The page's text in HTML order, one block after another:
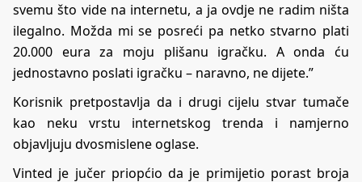
svemu što vide na internetu, a ja ovdje ne radim ništa
ilegalno. Možda mi se posreći pa netko stvarno plati
20.000 eura za moju plišanu igračku. A onda ću
jednostavno poslati igračku – naravno, ne dijete.”
Korisnik pretpostavlja da i drugi cijelu stvar tumače
kao neku vrstu internetskog trenda i namjerno
objavljuju dvosmislene oglase.
Vinted je jučer priopćio da je primijetio porast broja